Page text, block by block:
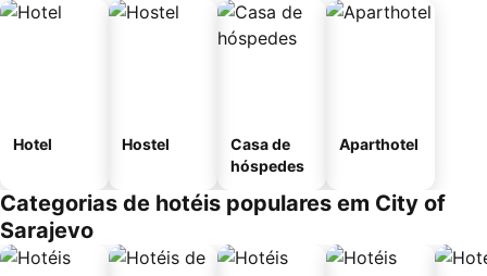
Hotel Hostel
Casa de
hóspedes
Aparthotel
Categorias de hotéis populares em City of
Sarajevo